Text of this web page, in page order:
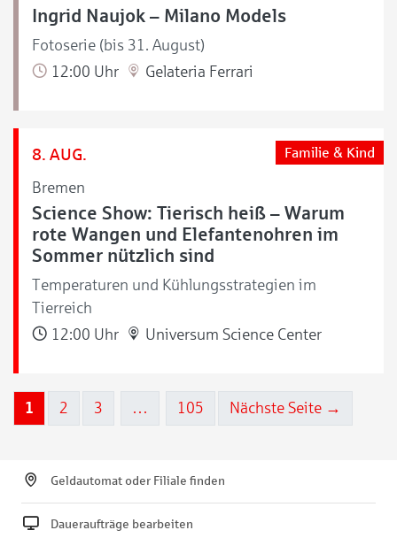
Ingrid Naujok – Milano Models
Fotoserie (bis 31. August)
12:00 Uhr
Gelateria Ferrari
8. AUG.
Bremen
Familie & Kind
Science Show: Tierisch heiß – Warum
rote Wangen und Elefantenohren im
Sommer nützlich sind
Temperaturen und Kühlungsstrategien im
Tierreich
12:00 Uhr
Universum Science Center
1 2 3 … 105 Nächste Seite →
Geldautomat oder Filiale finden
Daueraufträge bearbeiten